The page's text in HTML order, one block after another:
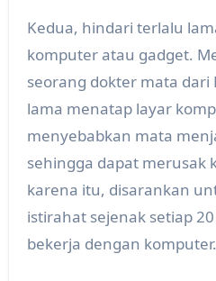
Kedua, hindari terlalu
komputer atau gadget.
seorang dokter mata dari
lama menatap layar
menyebabkan mata
sehingga dapat merusak
karena itu, disarankan
istirahat sejenak setiap
bekerja dengan komputer.